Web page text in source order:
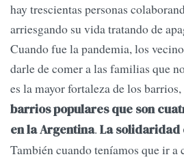
hay trescientas personas
arriesgando su vida tratando de
Cuando fue la pandemia, los
darle de comer a las familias que
es la mayor fortaleza de los
barrios populares que son
en la Argentina. La solidaridad
También cuando teníamos que ir a